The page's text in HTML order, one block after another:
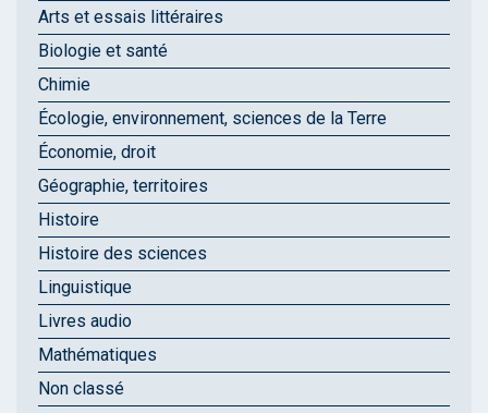
Arts et essais littéraires
Biologie et santé
Chimie
Écologie, environnement, sciences de la Terre
Économie, droit
Géographie, territoires
Histoire
Histoire des sciences
Linguistique
Livres audio
Mathématiques
Non classé